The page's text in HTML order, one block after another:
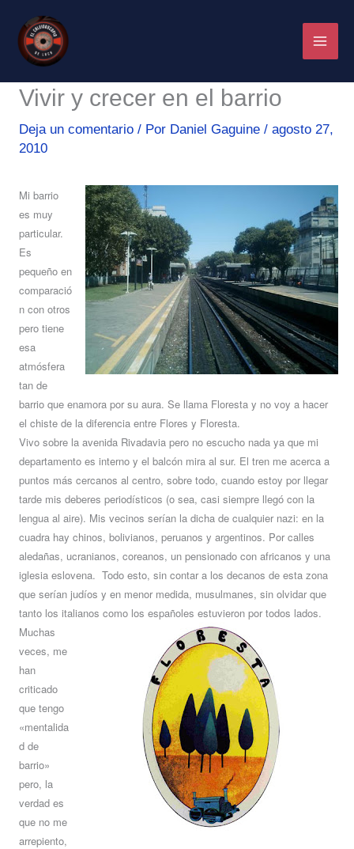
contenido
Vivir y crecer en el barrio
Deja un comentario / Por Daniel Gaguine / agosto 27,
2010
Mi barrio
es muy
particular.
Es
pequeño en
comparació
n con otros
pero tiene
esa
atmósfera
tan de
barrio que enamora por su aura. Se llama Floresta y no voy a hacer
el chiste de la diferencia entre Flores y Floresta.
Vivo sobre la avenida Rivadavia pero no escucho nada ya que mi
departamento es interno y el balcón mira al sur. El tren me acerca a
puntos más cercanos al centro, sobre todo, cuando estoy por llegar
tarde mis deberes periodísticos (o sea, casi siempre llegó con la
lengua al aire). Mis vecinos serían la dicha de cualquier nazi: en la
cuadra hay chinos, bolivianos, peruanos y argentinos. Por calles
aledañas, ucranianos, coreanos, un pensionado con africanos y una
iglesia eslovena. Todo esto, sin contar a los decanos de esta zona
que serían judíos y en menor medida, musulmanes, sin olvidar que
tanto los italianos como los españoles estuvieron por todos lados.
Muchas
veces, me
han
criticado
que tengo
«mentalida
d de
barrio»
pero, la
verdad es
que no me
arrepiento,